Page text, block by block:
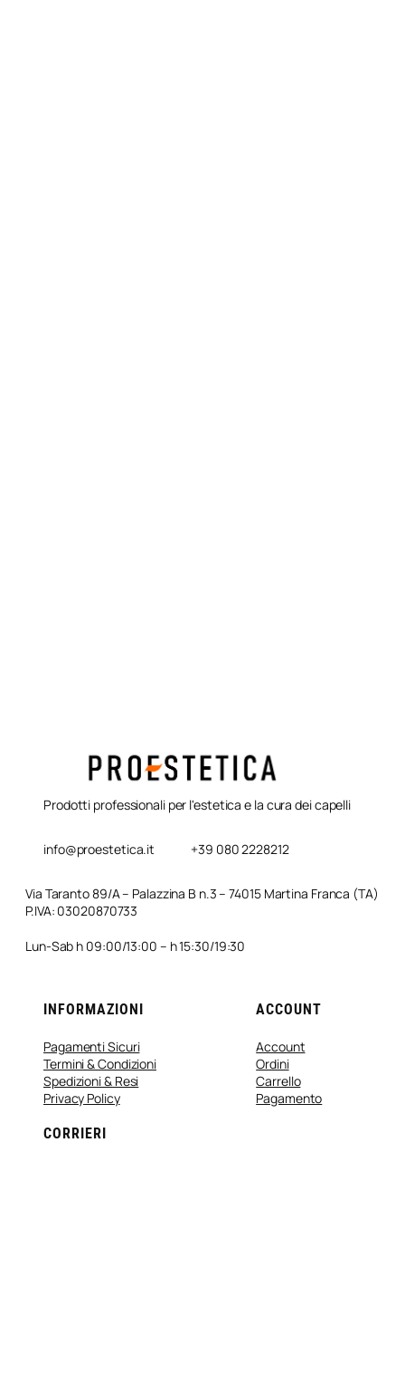
Prodotti professionali per l'estetica e la cura dei capelli
info@proestetica.it +39 080 2228212
Via Taranto 89/A – Palazzina B n.3 – 74015 Martina Franca (TA)
P.IVA: 03020870733
Lun-Sab h 09:00/13:00 – h 15:30/19:30
INFORMAZIONI
Pagamenti Sicuri
Termini & Condizioni
Spedizioni & Resi
Privacy Policy
ACCOUNT
Account
Ordini
Carrello
Pagamento
CORRIERI